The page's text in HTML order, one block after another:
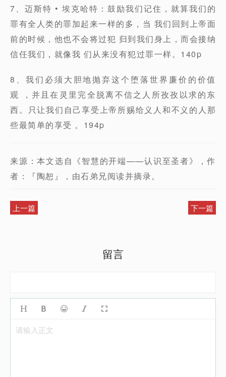
7、迈斯特 • 埃克哈特：⿎励我们记住，就算我们的
罪有全人类的罪加起来一样的多，当 我们回到上帝面
前的时候，他也不会将过犯 归到我们身上，⽽会接纳
信任我们，就像我 们从来没有犯过罪⼀样。140p
8、我们必须⼤胆地抛弃这个堕落世界廉价的价值
观 ，并且在灵⾥完全脱离不信之⼈所孜孜以求的东
西。只让我们自己享受上帝所赐给义人和不义的人那
些最简单的享受 。194p
来源：本文选自《智慧的开端——认识至圣者》，作
者：『陶恕』，由石弟兄阅读并摘录。
上一篇 下一篇
留言
请输入正文